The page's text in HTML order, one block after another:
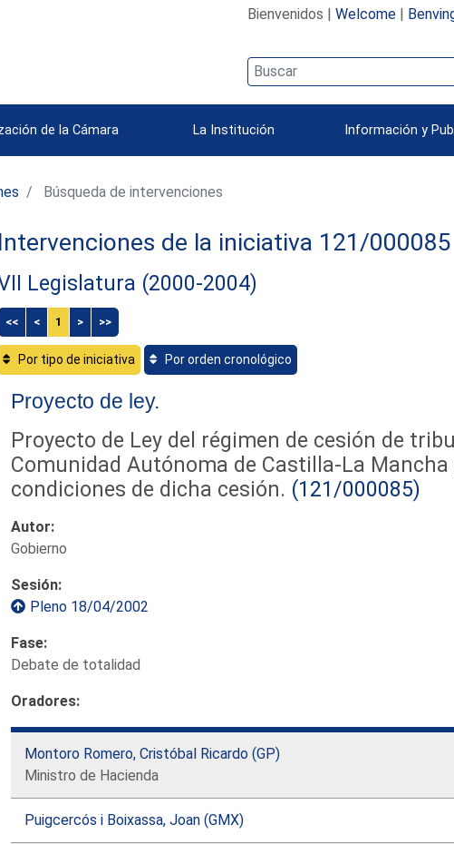
Bienvenidos | Welcome|
de la Cámara La Institución Información y
Búsqueda de intervenciones
Intervenciones de la iniciativa 121/000085
Legislatura (2000-2004)
<< < 1 > >>
Por tipo de iniciativa Por orden cronológico
Proyecto de ley.
Proyecto de Ley del régimen de cesión de
Comunidad Autónoma de Castilla-La
condiciones de dicha cesión. (121/000085)
Autor:
Gobierno
Sesión:
Pleno 18/04/2002
Fase:
Debate de totalidad
Oradores:
Montoro Romero, Cristóbal Ricardo (GP)
Ministro de Hacienda
Puigcercós i Boixassa, Joan (GMX)